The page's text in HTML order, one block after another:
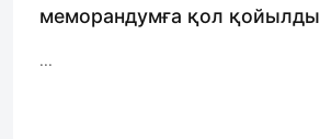
меморандумға қол қойылды
...